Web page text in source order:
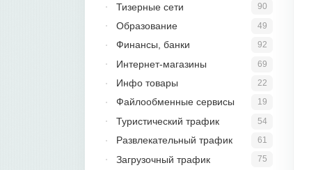
90
Тизерные сети
49
Образование
92
Финансы, банки
69
Интернет-магазины
22
Инфо товары
19
Файлообменные сервисы
54
Туристический трафик
61
Развлекательный трафик
75
Загрузочный трафик